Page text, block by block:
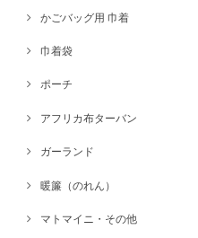
かごバッグ用 巾着
巾着袋
ポーチ
アフリカ布ターバン
ガーランド
暖簾（のれん）
マトマイニ・その他